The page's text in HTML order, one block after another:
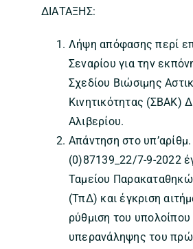
ΔΙΑΤΑΞΗΣ:
Λήψη απόφασης περί
Σεναρίου για την
Σχεδίου Βιώσιμης
Κινητικότητας (ΣΒΑΚ)
Αλιβερίου.
Απάντηση στο υπ’αρίθμ.
(0)87139_22/7-9-2022
Ταμείου
(ΤπΔ) και έγκριση
ρύθμιση του υπολοίπου
υπερανάληψης του